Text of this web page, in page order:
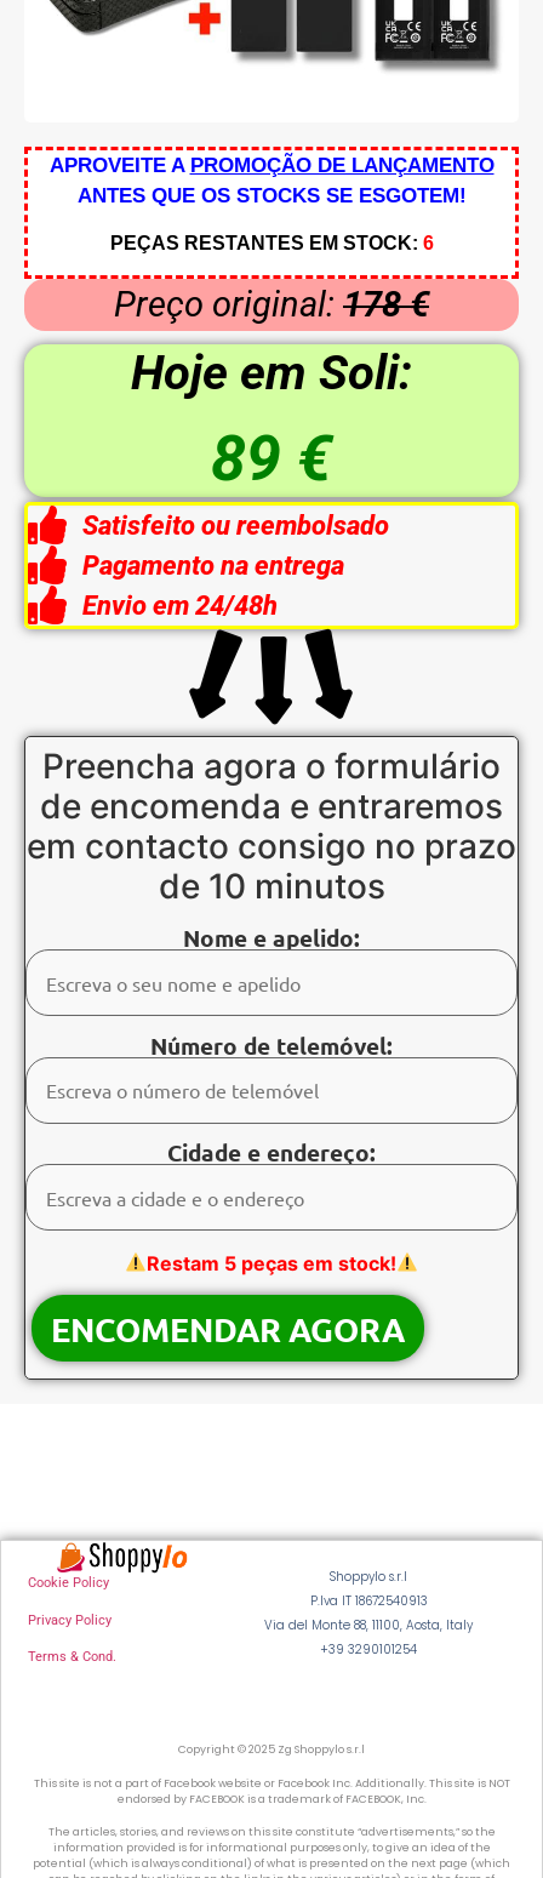
APROVEITE A PROMOÇÃO DE LANÇAMENTO
ANTES QUE OS STOCKS SE ESGOTEM!
PEÇAS RESTANTES EM STOCK: 6
Preço original: 178 €
Hoje em Soli:
89 €
Satisfeito ou reembolsado
Pagamento na entrega
Envio em 24/48h
Preencha agora o formulário
de encomenda e entraremos
em contacto consigo no prazo
de 10 minutos
Nome e apelido:
Número de telemóvel:
Cidade e endereço:
Restam 5 peças em stock!
Cookie Policy
Privacy Policy
Terms & Cond.
Shoppylo s.r.l
P.Iva IT 18672540913
Via del Monte 88, 11100, Aosta, Italy
+39 3290101254
Copyright © 2025 Zg Shoppylo s.r.l
This site is not a part of Facebook website or Facebook Inc. Additionally. This site is NOT
endorsed by FACEBOOK is a trademark of FACEBOOK, Inc.
The articles, stories, and reviews on this site constitute “advertisements,” so the
information provided is for informational purposes only, to give an idea of the
potential (which is always conditional) of what is presented on the next page (which